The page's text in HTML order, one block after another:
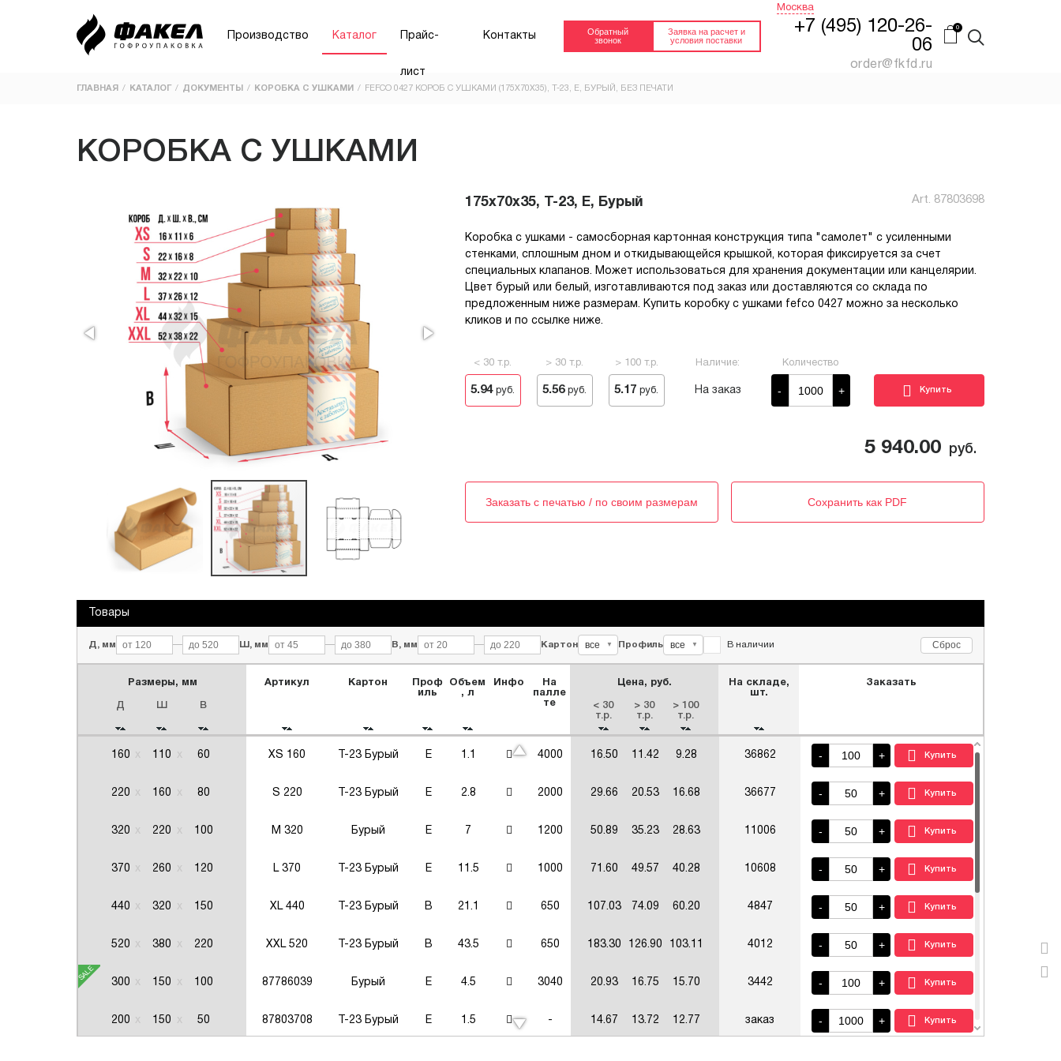
Производство Каталог
Склад и логистика
Кондитерские изделия
Маркетплейсы
Овощи-фрукты
Пицца
Документы
Переезды
Текстиль и обувь
Обечайки промо
от 30.91 руб. Купить от 64.23 руб. Заказать
FEFCO 04ХХ
КОРОБ ОКТАБИН
800х1200мм
FEFCO 0200 КОРОБ
ДЛЯ СТЕЛЛАЖЕЙ
Гофроящик 4-х клапанный
без верхних клапанов
Прайс-
лист
Контакты
Обратный
звонок
Заявка на расчет и
условия поставки
Москва
+7 (495) 120-26-
06
order@fkfd.ru
ГЛАВНАЯ КАТАЛОГ ДОКУМЕНТЫ КОРОБКА С УШКАМИ FEFCO 0427 КОРОБ С УШКАМИ (175Х70Х35), Т-23, Е, БУРЫЙ, БЕЗ ПЕЧАТИ
КОРОБКА С УШКАМИ
175x70x35, Т-23, E, Бурый Art. 87803698
Коробка с ушками - самосборная картонная конструкция типа "самолет" с усиленными
стенками, сплошным дном и откидывающейся крышкой, которая фиксируется за счет
специальных клапанов. Может использоваться для хранения документации или канцелярии.
Цвет бурый или белый, изготавливаются под заказ или доставляются со склада по
предложенным ниже размерам. Купить коробку с ушками fefco 0427 можно за несколько
кликов и по ссылке ниже.
< 30 т.р.
5.94руб.
> 30 т.р.
5.56руб.
> 100 т.р.
5.17 руб.
Наличие:
На заказ
Количество
- +
5 940.00 руб.
Заказать с печатью / по своим размерам Сохранить как PDF
Товары
Д, мм — Ш, мм — В, мм — Картон все ▼ Профиль все ▼ В наличии Сброс
Размеры, мм Артикул Картон
Проф
иль
Объем
, л
Инфо
На
палле
те
Цена, руб.
На складе,
шт.
Заказать
Д Ш В
< 30
т.р.
> 30
т.р.
> 100
т.р.
160 110 60 XS 160 Т-23 Бурый E 1.1 4000 16.50 11.42 9.28 36862 - +
220 160 80 S 220 Т-23 Бурый E 2.8 2000 29.66 20.53 16.68 36677 - +
320 220 100 М 320 Бурый E 7 1200 50.89 35.23 28.63 11006 - +
370 260 120 L 370 Т-23 Бурый E 11.5 1000 71.60 49.57 40.28 10608 - +
440 320 150 XL 440 Т-23 Бурый В 21.1 650 107.03 74.09 60.20 4847 - +
520 380 220 XXL 520 Т-23 Бурый В 43.5 650 183.30 126.90 103.11 4012 - +
300 150 100 87786039 Бурый E 4.5 3040 20.93 16.75 15.70 3442 - +
200 150 50 87803708 Т-23 Бурый E 1.5 - 14.67 13.72 12.77 заказ - +